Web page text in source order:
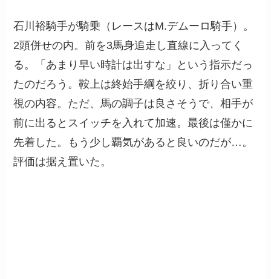
石川裕騎手が騎乗（レースはM.デムーロ騎手）。
2頭併せの内。前を3馬身追走し直線に入ってく
る。「あまり早い時計は出すな」という指示だっ
たのだろう。鞍上は終始手綱を絞り、折り合い重
視の内容。ただ、馬の調子は良さそうで、相手が
前に出るとスイッチを入れて加速。最後は僅かに
先着した。もう少し覇気があると良いのだが…。
評価は据え置いた。